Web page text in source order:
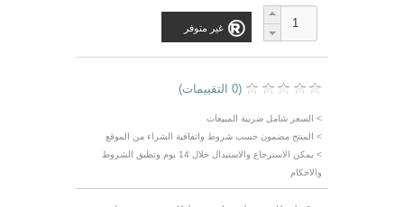
غير متوفر
(0 التقييمات)
> السعر شامل ضريبة المبيعات
> المنتج مضمون حسب شروط واتفاقية الشراء من الموقع
> يمكن الاسترجاع والاستبدال خلال 14 يوم وتطبق الشروط
والاحكام